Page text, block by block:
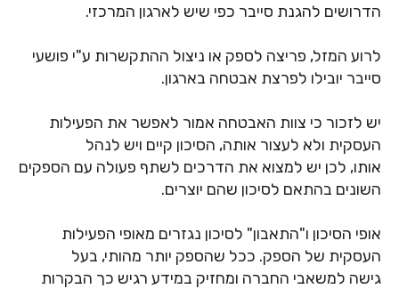
הדרושים להגנת סייבר כפי שיש לארגון המרכזי.
לרוע המזל, פריצה לספק או ניצול ההתקשרות ע"י פושעי
סייבר יובילו לפרצת אבטחה בארגון.
יש לזכור כי צוות האבטחה אמור לאפשר את הפעילות
העסקית ולא לעצור אותה, הסיכון קיים ויש לנהל
אותו, לכן יש למצוא את הדרכים לשתף פעולה עם הספקים
השונים בהתאם לסיכון שהם יוצרים.
אופי הסיכון ו"התאבון" לסיכון נגזרים מאופי הפעילות
העסקית של הספק. ככל שהספק יותר מהותי, בעל
גישה למשאבי החברה ומחזיק במידע רגיש כך הבקרות